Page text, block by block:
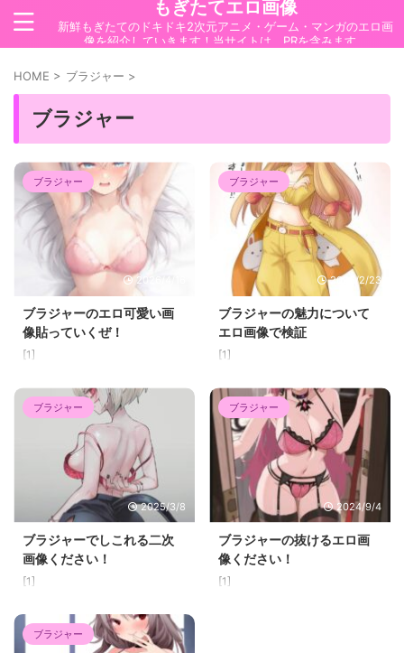
もぎたてエロ画像
新鮮もぎたてのドキドキ2次元アニメ・ゲーム・マンガのエロ画
像を紹介していきます！当サイトは、PRを含みます。
HOME > ブラジャー >
ブラジャー
ブラジャー
2026/4/16
ブラジャーのエロ可愛い画
像貼っていくぜ！
[1]
ブラジャー
2026/2/23
ブラジャーの魅力について
エロ画像で検証
[1]
ブラジャー
2025/3/8
ブラジャーでしこれる二次
画像ください！
[1]
ブラジャー
2024/9/4
ブラジャーの抜けるエロ画
像ください！
[1]
ブラジャー